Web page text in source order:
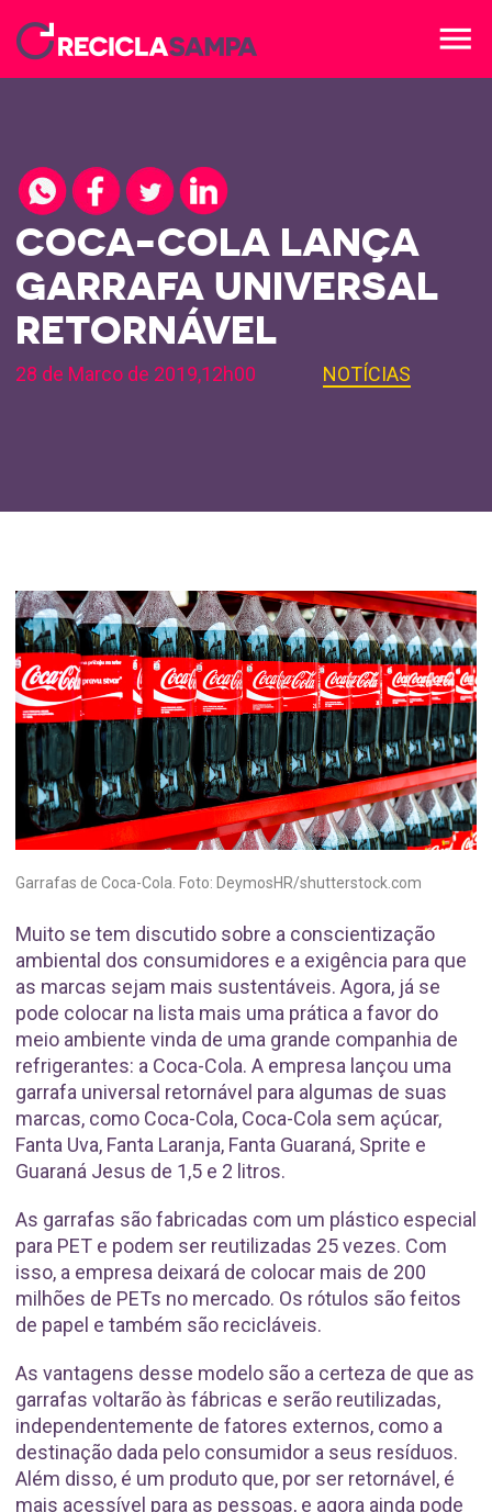
menu
COCA-COLA LANÇA
GARRAFA UNIVERSAL
RETORNÁVEL
28 de Marco de 2019,12h00 NOTÍCIAS
Garrafas de Coca-Cola. Foto: DeymosHR/shutterstock.com
Muito se tem discutido sobre a conscientização
ambiental dos consumidores e a exigência para que
as marcas sejam mais sustentáveis. Agora, já se
pode colocar na lista mais uma prática a favor do
meio ambiente vinda de uma grande companhia de
refrigerantes: a Coca-Cola. A empresa lançou uma
garrafa universal retornável para algumas de suas
marcas, como Coca-Cola, Coca-Cola sem açúcar,
Fanta Uva, Fanta Laranja, Fanta Guaraná, Sprite e
Guaraná Jesus de 1,5 e 2 litros.
As garrafas são fabricadas com um plástico especial
para PET e podem ser reutilizadas 25 vezes. Com
isso, a empresa deixará de colocar mais de 200
milhões de PETs no mercado. Os rótulos são feitos
de papel e também são recicláveis.
As vantagens desse modelo são a certeza de que as
garrafas voltarão às fábricas e serão reutilizadas,
independentemente de fatores externos, como a
destinação dada pelo consumidor a seus resíduos.
Além disso, é um produto que, por ser retornável, é
mais acessível para as pessoas, e agora ainda pode